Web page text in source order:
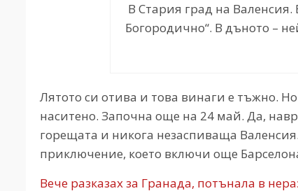
В Стария град на Валенсия.
Богородично“. В дъното –
Лятото си отива и това винаги е тъжно.
наситено. Започна още на 24 май. Да,
горещата и никога незаспиваща
приключение, което включи още
Вече разказах за Гранада, потънала в